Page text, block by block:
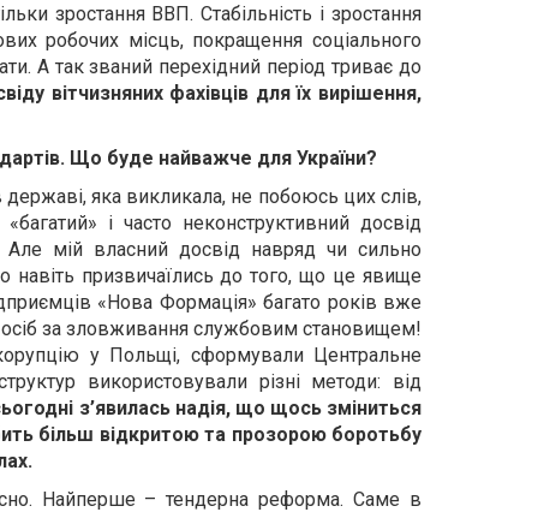
зростання ВВП. Стабільність і зростання
робочих місць, покращення соціального
А так званий перехідний період триває до
вітчизняних фахівців для їх вирішення,
Що буде найважче для України?
яка викликала, не побоюсь цих слів,
і часто неконструктивний досвід
Але мій власний досвід навряд чи сильно
навіть призвичаїлись до того, що це явище
«Нова Формація» багато років вже
осіб за зловживання службовим становищем!
у Польщі, сформували Центральне
використовували різні методи: від
з’явилась надія, що щось зміниться
більш відкритою та прозорою боротьбу
Найперше – тендерна реформа. Саме в